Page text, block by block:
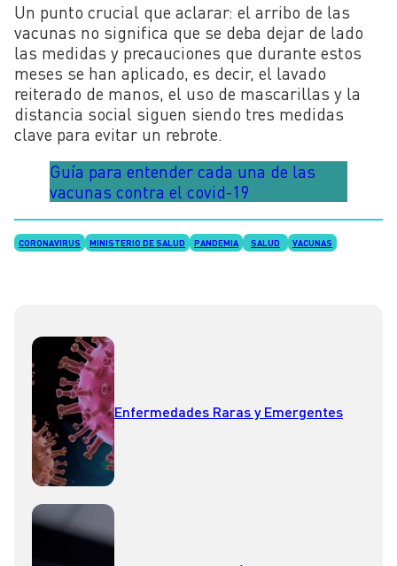
Un punto crucial que aclarar: el arribo de las
vacunas no significa que se deba dejar de lado
las medidas y precauciones que durante estos
meses se han aplicado, es decir, el lavado
reiterado de manos, el uso de mascarillas y la
distancia social siguen siendo tres medidas
clave para evitar un rebrote.
Guía para entender cada una de las
vacunas contra el covid-19
CORONAVIRUS MINISTERIO DE SALUD PANDEMIA SALUD VACUNAS
Enfermedades Raras y Emergentes